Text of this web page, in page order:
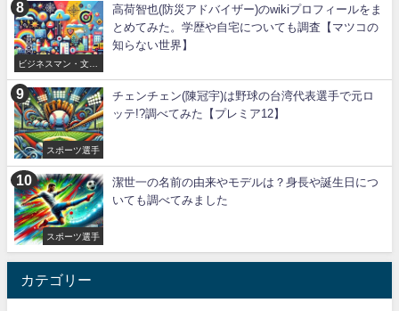
ビジネスマン・文化
人
高荷智也(防災アドバイザー)のwikiプロフィールをま
とめてみた。学歴や自宅についても調査【マツコの
知らない世界】
スポーツ選手
チェンチェン(陳冠宇)は野球の台湾代表選手で元ロ
ッテ!?調べてみた【プレミア12】
スポーツ選手
潔世一の名前の由来やモデルは？身長や誕生日につ
いても調べてみました
カテゴリー